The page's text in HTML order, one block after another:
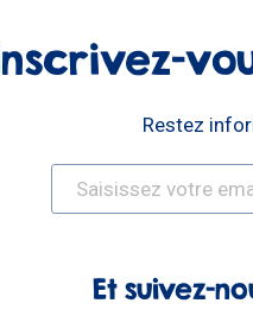
Restez
Et suivez-